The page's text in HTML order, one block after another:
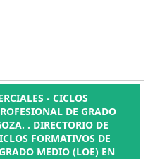
- CICLOS
DE GRADO
. DIRECTORIO DE
FORMATIVOS DE
MEDIO (LOE) EN